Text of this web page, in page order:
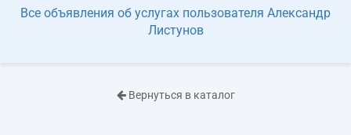
Все объявления об услугах пользователя Александр
Листунов
Вернуться в каталог